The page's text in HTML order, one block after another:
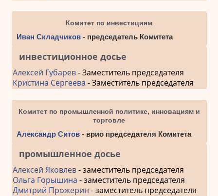
Комитет по инвестициям
Иван Складчиков- председатель Комитета
инвестиционное досье
Алексей Губарев- Заместитель председателя
Кристина Сергеева - Заместитель председателя
Комитет по промышленной политике, инновациям и
торговле
Александр Ситов- врио председателя Комитета
промышленное досье
Алексей Яковлев- заместитель председателя
Ольга Горышина - заместитель председателя
Дмитрий Прожерин - заместитель председателя